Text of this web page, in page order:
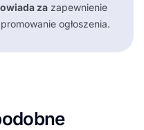
za zapewnienie
ogłoszenia.